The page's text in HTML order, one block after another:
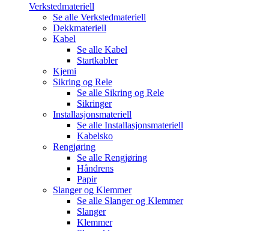
Verkstedmateriell
Se alle Verkstedmateriell
Dekkmateriell
Kabel
Se alle Kabel
Startkabler
Kjemi
Sikring og Rele
Se alle Sikring og Rele
Sikringer
Installasjonsmateriell
Se alle Installasjonsmateriell
Kabelsko
Rengjøring
Se alle Rengjøring
Håndrens
Papir
Slanger og Klemmer
Se alle Slanger og Klemmer
Slanger
Klemmer